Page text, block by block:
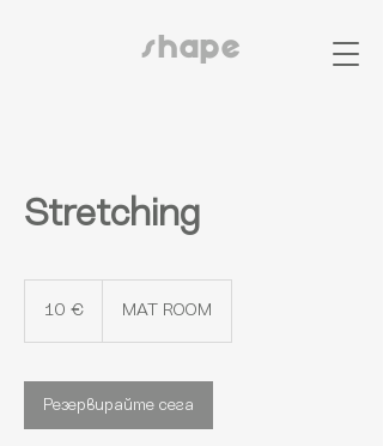
shape
Stretching
10 € MAT ROOM
Резервирайте сега